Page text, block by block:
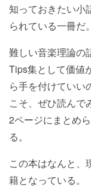
知っておきたい小
られている一冊だ。
難しい音楽理論の
Tips集として価値
ら手を付けてい
こそ、ぜひ読んで
2ページにまとめ
る。
この本はなんと
籍となっている。